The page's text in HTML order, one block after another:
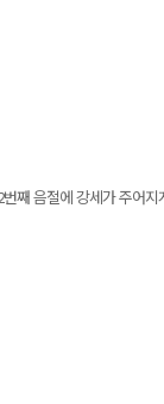
째 음절에 강세가 주어